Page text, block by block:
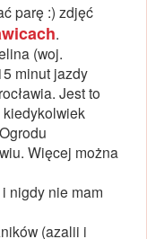
parę :) zdjęć
.
(woj.
minut jazdy
Jest to
Więcej można
nigdy nie mam
(azalii i